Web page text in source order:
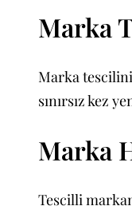
Marka
Marka
sınırsız kez
Marka
Tescilli